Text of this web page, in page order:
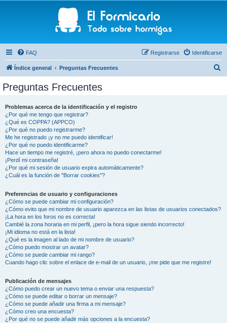
FAQ Identificarse
Registrarse
Índice general Preguntas Frecuentes
Preguntas Frecuentes
Problemas acerca de la identificación y el registro
¿Por qué me tengo que registrar?
¿Qué es COPPA? (APPCO)
¿Por qué no puedo registrarme?
Me he registrado ¡y no me puedo identificar!
¿Por qué no puedo identificarme?
Hace un tiempo me registré, ¡pero ahora no puedo conectarme!
¡Perdí mi contraseña!
¿Por qué mi sesión de usuario expira automáticamente?
¿Cuál es la función de "Borrar cookies"?
Preferencias de usuario y configuraciones
¿Cómo se puede cambiar mi configuración?
¿Cómo evito que mi nombre de usuario aparezca en las listas de usuarios conectados?
¡La hora en los foros no es correcta!
Cambié la zona horaria en mi perfil, ¡pero la hora sigue siendo incorrecto!
¡Mi idioma no está en la lista!
¿Qué es la imagen al lado de mi nombre de usuario?
¿Cómo puedo mostrar un avatar?
¿Cómo se puede cambiar mi rango?
Cuando hago clic sobre el enlace de e-mail de un usuario, ¡me pide que me registre!
Publicación de mensajes
¿Cómo puedo crear un nuevo tema o enviar una respuesta?
¿Cómo se puede editar o borrar un mensaje?
¿Cómo se puede añadir una firma a mi mensaje?
¿Cómo creo una encuesta?
¿Por qué no se puede añadir más opciones a la encuesta?